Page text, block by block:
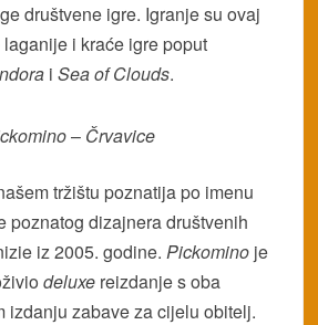
društvene igre. Igranje su ovaj
i kraće igre poput
iSea of Clouds.
– Črvavice
tržištu poznatija po imenu
poznatog dizajnera društvenih
iz 2005. godine.Pickomino je
deluxe reizdanje s oba
izdanju zabave za cijelu obitelj.